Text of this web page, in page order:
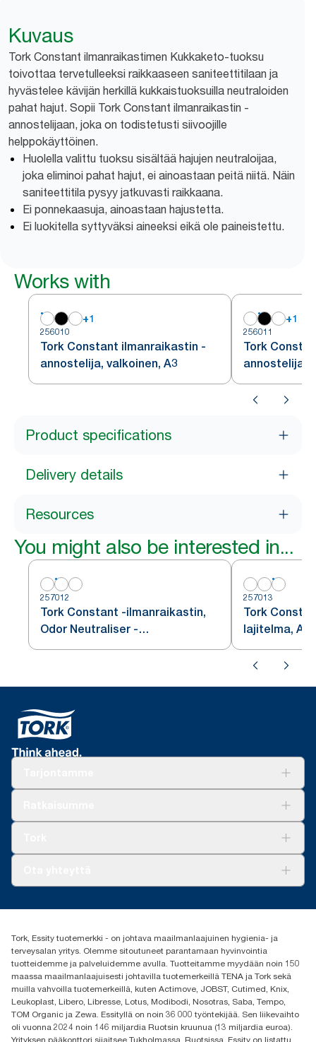
Kuvaus
Tork Constant ilmanraikastimen Kukkaketo-tuoksu
toivottaa tervetulleeksi raikkaaseen saniteettitilaan ja
hyvästelee kävijän herkillä kukkaistuoksuilla neutraloiden
pahat hajut. Sopii Tork Constant ilmanraikastin -
annostelijaan, joka on todistetusti siivoojille
helppokäyttöinen.
Huolella valittu tuoksu sisältää hajujen neutraloijaa,
joka eliminoi pahat hajut, ei ainoastaan peitä niitä. Näin
saniteettitila pysyy jatkuvasti raikkaana.
Ei ponnekaasuja, ainoastaan hajustetta.
Ei luokitella syttyväksi aineeksi eikä ole paineistettu.
Works with
+1
256010
Tork Constant ilmanraikastin -
annostelija, valkoinen, A3
+1
256011
Tork
annostelija,
Product specifications
Delivery details
Resources
You might also be interested in...
257012
Tork Constant -ilmanraikastin,
Odor Neutraliser -
täyttöpakkaus, A3
257013
Tork
lajitelma, A3
(+358) 9 5068 8222
Oy Essity Finland Ab
Revontulenkuja 1
02100 Espoo
Tork, Essity tuotemerkki - on johtava maailmanlaajuinen hygienia- ja
terveysalan yritys. Olemme sitoutuneet parantamaan hyvinvointia
tuotteidemme ja palveluidemme avulla. Tuotteitamme myydään noin 150
maassa maailmanlaajuisesti johtavilla tuotemerkeillä TENA ja Tork sekä
muilla vahvoilla tuotemerkeillä, kuten Actimove, JOBST, Cutimed, Knix,
Leukoplast, Libero, Libresse, Lotus, Modibodi, Nosotras, Saba, Tempo,
TOM Organic ja Zewa. Essityllä on noin 36 000 työntekijää. Sen liikevaihto
oli vuonna 2024 noin 146 miljardia Ruotsin kruunua (13 miljardia euroa).
Yrityksen pääkonttori sijaitsee Tukholmassa, Ruotsissa. Essity on listattu